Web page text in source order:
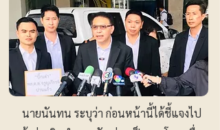
นายนันทน ระบุว่า ก่อนหน้านี้ได้ชี้แจงไป